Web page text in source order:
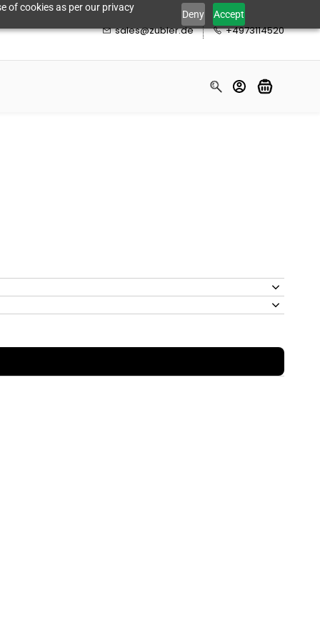
of cookies as per our privacy
Deny Accept
sales@zubler.de +4973114520